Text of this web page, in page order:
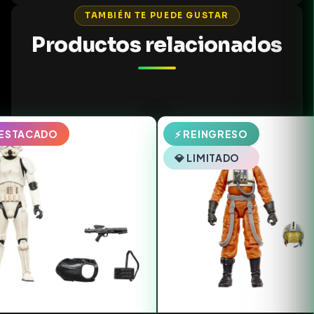
TAMBIÉN TE PUEDE GUSTAR
Productos relacionados
⚡ REINGRESO
💎 LIMITADO